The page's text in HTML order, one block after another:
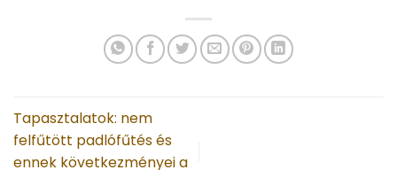
Tapasztalatok: nem
felfűtött padlófűtés és
ennek következményei a